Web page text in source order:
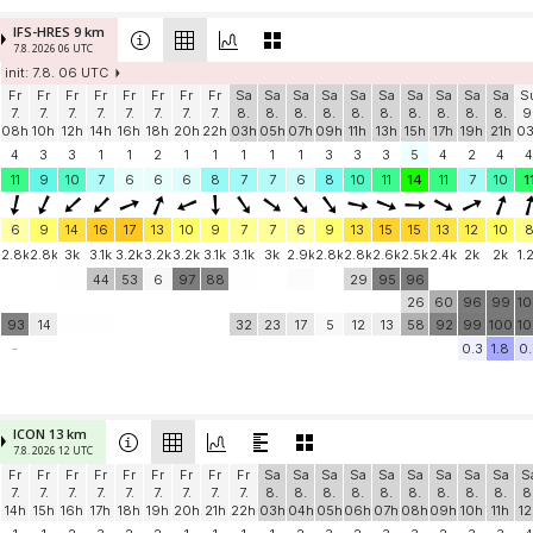
IFS-HRES 9 km
7.8. 2026 06 UTC
init: 7.8. 06 UTC
Fr
7.
08h
Fr
7.
10h
Fr
7.
12h
Fr
7.
14h
Fr
7.
16h
Fr
7.
18h
Fr
7.
20h
Fr
7.
22h
Sa
8.
03h
Sa
8.
05h
Sa
8.
07h
Sa
8.
09h
Sa
8.
11h
Sa
8.
13h
Sa
8.
15h
Sa
8.
17h
Sa
8.
19h
Sa
8.
21h
4
3 3 1 1 2 1 1 1 1 1 3 3 3 5 4 2 4
4
11
9 10 7 6 6 6 8 7 7 6 8 10 11 14 11 7 10
6 9 14 16 17 13 10 9 7 7 6 9 13 15 15 13 12 10
8
2.8k2.8k 3k 3.1k 3.2k3.2k3.2k 3.1k 3.1k 3k 2.9k2.8k2.8k2.6k2.5k2.4k 2k 2k
93 14
44 53 6 97 88
32 23 17 5
29
12
95
13
96
26
58
60
92
96
99
99
100
-
0.3 1.8
ICON 13 km
7.8. 2026 12 UTC
Fr
7.
14h
Fr
7.
15h
Fr
7.
16h
Fr
7.
17h
Fr
7.
18h
Fr
7.
19h
Fr
7.
20h
Fr
7.
21h
Fr
7.
22h
Sa
8.
03h
Sa
8.
04h
Sa
8.
05h
Sa
8.
06h
Sa
8.
07h
Sa
8.
08h
Sa
8.
09h
Sa
8.
10h
Sa
8.
11h